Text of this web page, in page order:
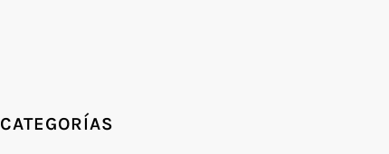
CATEGORÍAS